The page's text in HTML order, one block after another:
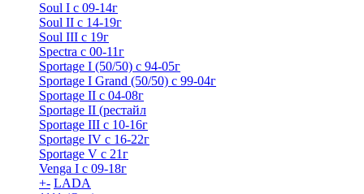
Soul I с 09-14г
Soul II с 14-19г
Soul III с 19г
Spectra с 00-11г
Sportage I (50/50) с 94-05г
Sportage I Grand (50/50) с 99-04г
Sportage II c 04-08г
Sportage II (рестайл
Sportage III c 10-16г
Sportage IV с 16-22г
Sportage V с 21г
Venga I c 09-18г
+- LADA